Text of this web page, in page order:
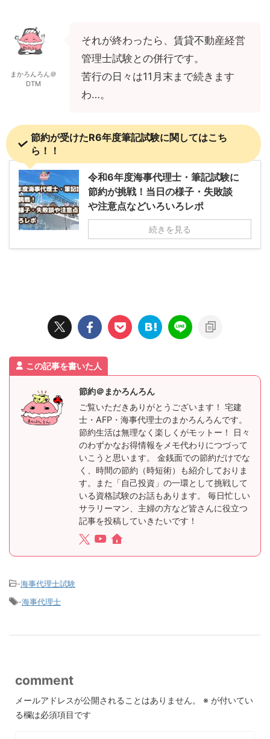
まかろんろん＠
DTM
それが終わったら、賃貸不動産経営
管理士試験との併行です。
苦行の日々は11月末まで続きます
わ…。
節約が受けたR6年度筆記試験に関してはこち
ら！！
令和6年度海事代理士・筆記試験に
節約が挑戦！当日の様子・失敗談
や注意点などいろいろレポ
続きを見る
この記事を書いた人
節約＠まかろんろん
ご覧いただきありがとうございます！ 宅建
士・AFP・海事代理士のまかろんろんです。
節約生活は無理なく楽しくがモットー！ 日々
のわずかなお得情報をメモ代わりにつづって
いこうと思います。 金銭面での節約だけでな
く、時間の節約（時短術）も紹介しておりま
す。また「自己投資」の一環として挑戦して
いる資格試験のお話もあります。 毎日忙しい
サラリーマン、主婦の方など皆さんに役立つ
記事を投稿していきたいです！
-海事代理士試験
-海事代理士
comment
メールアドレスが公開されることはありません。 ※ が付いてい
る欄は必須項目です